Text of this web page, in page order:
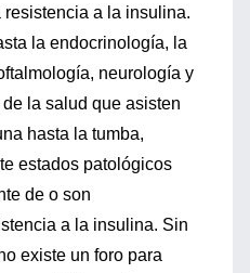
a la insulina.
la endocrinología, la
neurología y
la salud que asisten
hasta la tumba,
estados patológicos
de o son
a la insulina. Sin
existe un foro para